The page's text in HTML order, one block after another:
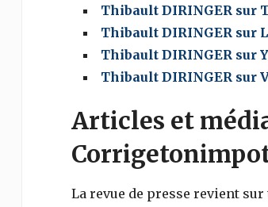
Thibault DIRINGER sur
Thibault DIRINGER sur
Thibault DIRINGER sur
Thibault DIRINGER sur
Articles et
La revue de presse revient